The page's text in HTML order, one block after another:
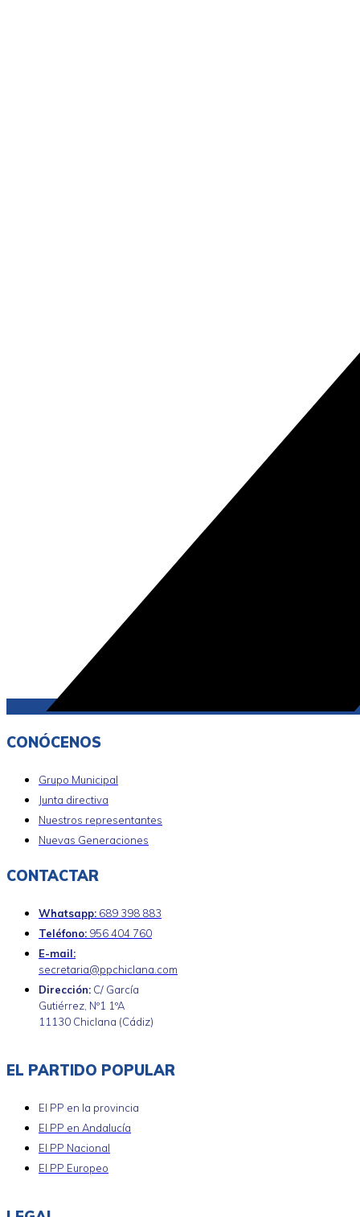
CONÓCENOS
Grupo Municipal
Junta directiva
Nuestros representantes
Nuevas Generaciones
CONTACTAR
Whatsapp: 689 398 883
Teléfono: 956 404 760
E-mail:
secretaria@ppchiclana.com
Dirección: C/ García
Gutiérrez, Nº1 1ºA
11130 Chiclana (Cádiz)
EL PARTIDO POPULAR
El PP en la provincia
El PP en Andalucía
El PP Nacional
El PP Europeo